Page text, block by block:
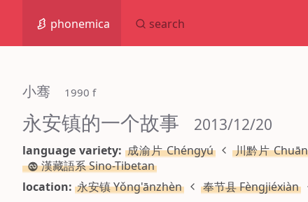
phonemica search
小骞 1990 f
永安镇的一个故事 2013/12/20
language variety: 成渝片 Chéngyú 川黔片
漢藏語系 Sino-Tibetan
location: 永安镇 Yǒng'ānzhèn 奉节县 Fèngjiéxiàn